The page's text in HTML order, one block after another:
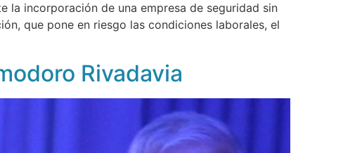
la incorporación de una empresa de seguridad sin
que pone en riesgo las condiciones laborales, el
Rivadavia